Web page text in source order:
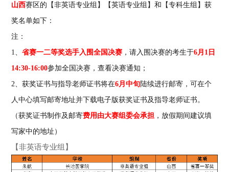
山西赛区的【非英语专业组】【英语专业组】和【专科生组】获
奖名单如下：
注：
1、省赛一二等奖选手入围全国决赛 ，请入围决赛的考生于6月1日
14:30-16:00参加全国决赛，查看决赛通知；
2、获奖证书与指导老师证书将在6月中旬陆续进行邮寄，可在个
人中心填写邮寄地址并下载电子版获奖证书及指导老师证书。
（获奖证书制作及邮寄费用由大赛组委会承担 ，放假期间建议填
写家中的地址）
【非英语专业组】